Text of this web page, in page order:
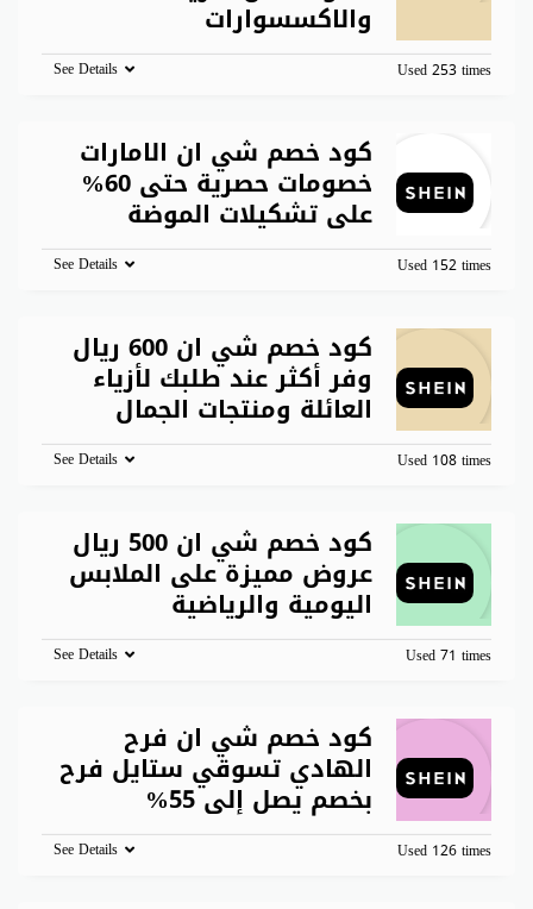
والاكسسوارات
Used 253 times
See Details
كود خصم شي ان الامارات
خصومات حصرية حتى 60%
على تشكيلات الموضة
Used 152 times
See Details
كود خصم شي ان 600 ريال
وفر أكثر عند طلبك لأزياء
العائلة ومنتجات الجمال
Used 108 times
See Details
كود خصم شي ان 500 ريال
عروض مميزة على الملابس
اليومية والرياضية
Used 71 times
See Details
كود خصم شي ان فرح
الهادي تسوقي ستايل فرح
بخصم يصل إلى 55%
Used 126 times
See Details